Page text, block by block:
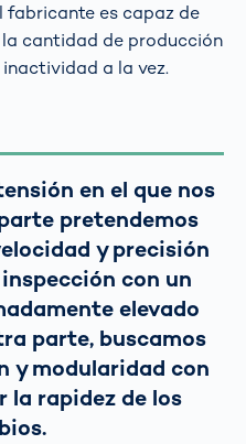
fabricante es capaz de
cantidad de producción
a la vez.
en el que nos
pretendemos
y precisión
con un
elevado
parte, buscamos
y modularidad con
la rapidez de los